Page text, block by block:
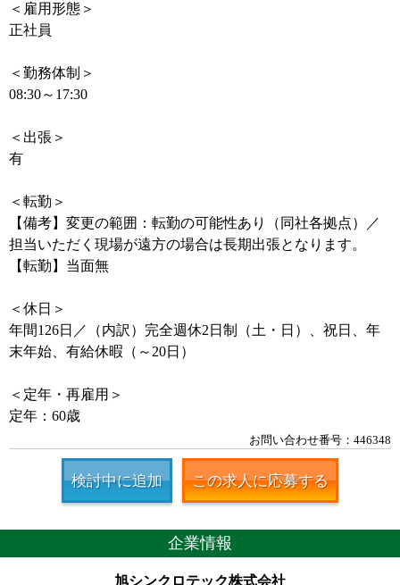
＜雇用形態＞
正社員
＜勤務体制＞
08:30～17:30
＜出張＞
有
＜転勤＞
【備考】変更の範囲：転勤の可能性あり（同社各拠点）／
担当いただく現場が遠方の場合は長期出張となります。
【転勤】当面無
＜休日＞
年間126日／（内訳）完全週休2日制（土・日）、祝日、年
末年始、有給休暇（～20日）
＜定年・再雇用＞
定年：60歳
お問い合わせ番号：446348
検討中に追加 この求人に応募する
企業情報
旭シンクロテック株式会社